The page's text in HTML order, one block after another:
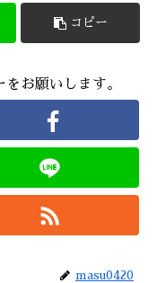
コピー
お願いします。
masu0420